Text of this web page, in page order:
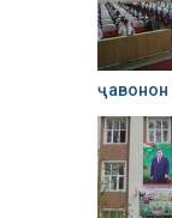
ҷавонон